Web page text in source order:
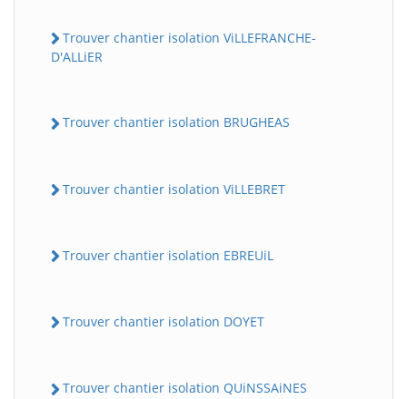
Trouver chantier isolation ViLLEFRANCHE-
D'ALLiER
Trouver chantier isolation BRUGHEAS
Trouver chantier isolation ViLLEBRET
Trouver chantier isolation EBREUiL
Trouver chantier isolation DOYET
Trouver chantier isolation QUiNSSAiNES